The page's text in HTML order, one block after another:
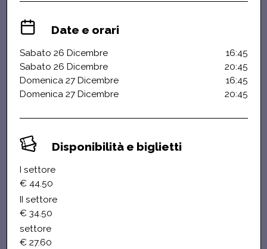
Date e orari
Sabato 26 Dicembre
16:45
Sabato 26 Dicembre
20:45
Domenica 27 Dicembre
16:45
Domenica 27 Dicembre
20:45
Disponibilità e biglietti
I settore
€ 44.50
II settore
€ 34.50
settore
€ 27.60